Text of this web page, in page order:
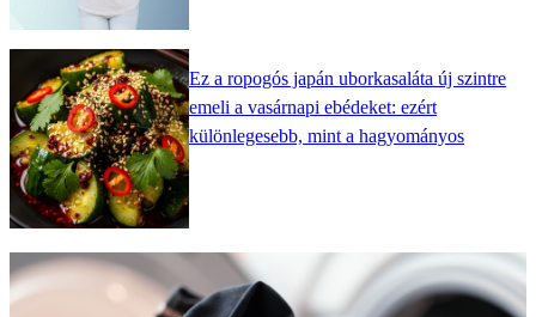
Ez a ropogós japán uborkasaláta új szintre
emeli a vasárnapi ebédeket: ezért
különlegesebb, mint a hagyományos